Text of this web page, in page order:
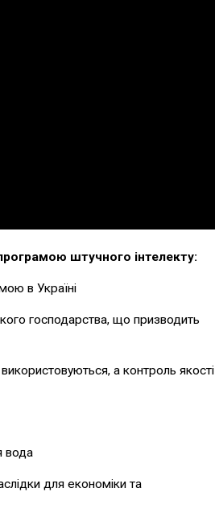
штучного інтелекту:
в Україні
господарства, що призводить
а контроль якості
вода
для економіки та